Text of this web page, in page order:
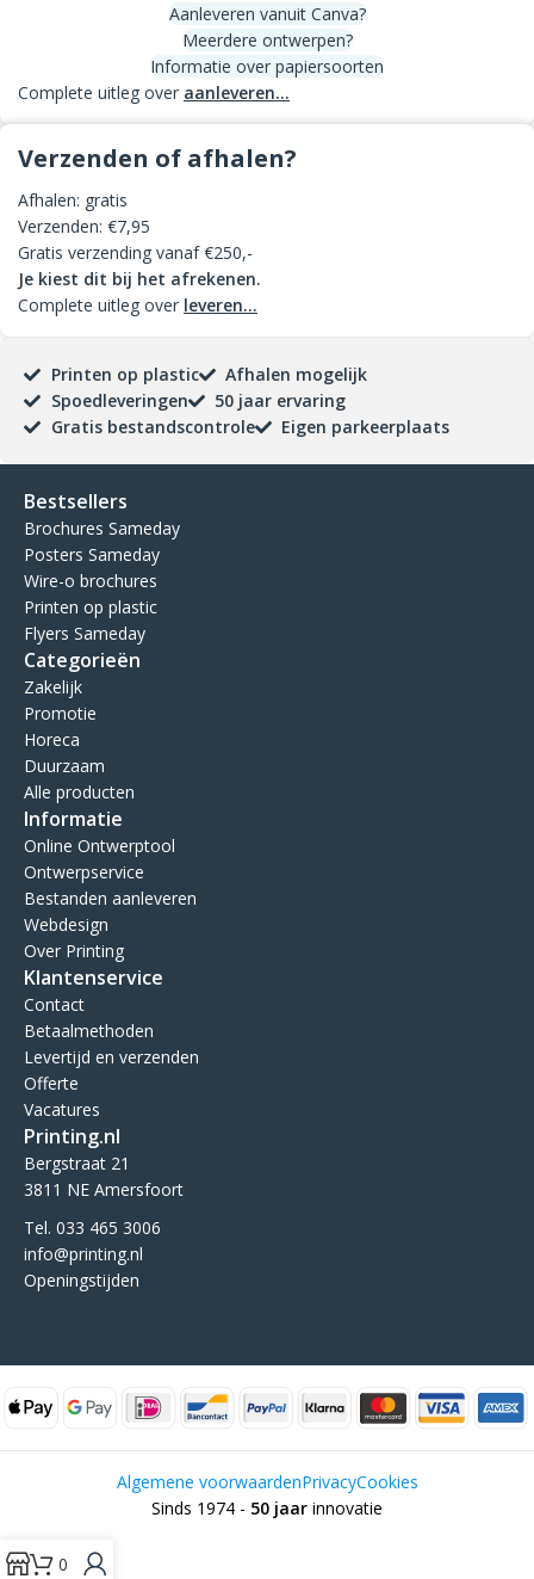
Aanleveren vanuit Canva?
Meerdere ontwerpen?
Informatie over papiersoorten
Complete uitleg over aanleveren...
Verzenden of afhalen?
Afhalen: gratis
Verzenden: €7,95
Gratis verzending vanaf €250,-
Je kiest dit bij het afrekenen.
Complete uitleg over leveren...
Printen op plastic
Afhalen mogelijk
Spoedleveringen
50 jaar ervaring
Gratis bestandscontrole
Eigen parkeerplaats
Bestsellers
Brochures Sameday
Posters Sameday
Wire-o brochures
Printen op plastic
Flyers Sameday
Categorieën
Zakelijk
Promotie
Horeca
Duurzaam
Alle producten
Informatie
Online Ontwerptool
Ontwerpservice
Bestanden aanleveren
Webdesign
Over Printing
Klantenservice
Contact
Betaalmethoden
Levertijd en verzenden
Offerte
Vacatures
Printing.nl
Bergstraat 21
3811 NE Amersfoort
Tel. 033 465 3006
info@printing.nl
Openingstijden
Algemene voorwaardenPrivacyCookies
Sinds 1974 - 50 jaar innovatie
Als de resultaten voor automatisch aanvullen beschikbaar zijn,
0